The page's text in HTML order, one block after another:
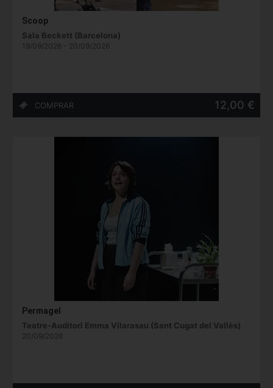
Scoop
Sala Beckett (Barcelona)
19/09/2026 - 20/09/2026
12,00 €
Permagel
Teatre-Auditori Emma Vilarasau (Sant Cugat del Vallès)
20/09/2026